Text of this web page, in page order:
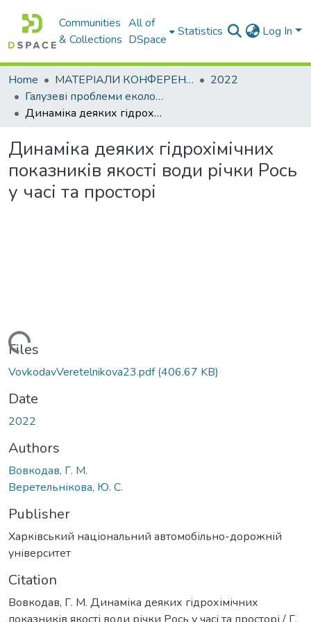
Communities
& Collections
All of
DSpace
Statistics Log In
Home МАТЕРІАЛИ КОНФЕРЕНЦІЙ
2022
Галузеві проблеми екологічної безпеки – 2022
Динаміка деяких гідрохімічних показників якості води річки Рось у часі та просторі
Динаміка деяких гідрохімічних
показників якості води річки Рось
у часі та просторі
Loading...
Files
VovkodavVeretelnikova23.pdf(406.67 KB)
Date
2022
Authors
Вовкодав, Г. М.
Веретельнікова, Ю. С.
Publisher
Харківський національний автомобільно-дорожній
університет
Citation
Вовкодав, Г. М. Динаміка деяких гідрохімічних